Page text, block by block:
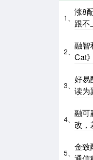
1、
涨8
跟不
2、
融智
Cat
3、
好易
读为
4、
融可
改，
5、
金致